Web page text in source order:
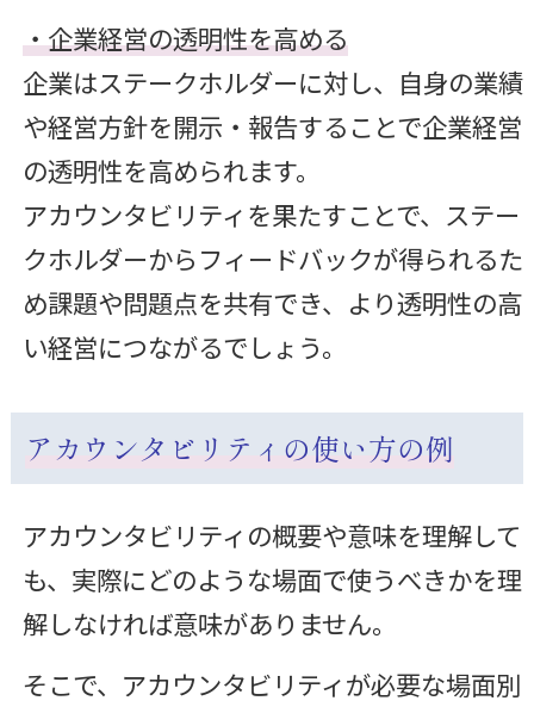
・企業経営の透明性を高める
企業はステークホルダーに対し、自身の業績
や経営方針を開示・報告することで企業経営
の透明性を高められます。
アカウンタビリティを果たすことで、ステー
クホルダーからフィードバックが得られるた
め課題や問題点を共有でき、より透明性の高
い経営につながるでしょう。
アカウンタビリティの使い方の例
アカウンタビリティの概要や意味を理解して
も、実際にどのような場面で使うべきかを理
解しなければ意味がありません。
そこで、アカウンタビリティが必要な場面別